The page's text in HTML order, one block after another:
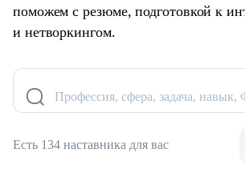
поможем с резюме, подготовкой к
и нетворкингом.
Профессия, сфера, задача,
Есть 134 наставника для вас